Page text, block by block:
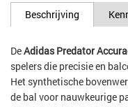
Beschrijving
DeAdidas Predator
spelers die precisie en
Het synthetische
de bal voor nauwkeurige